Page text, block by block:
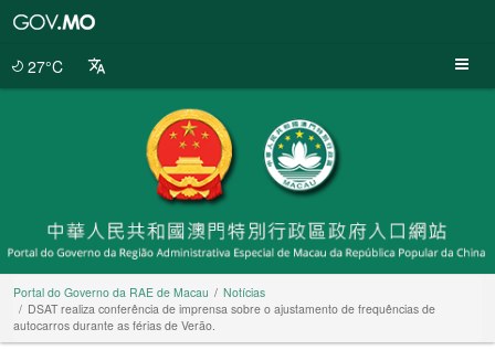
27°C
Portal do Governo da RAE de Macau
Notícias
DSAT realiza conferência de imprensa sobre o ajustamento de frequências de
autocarros durante as férias de Verão.